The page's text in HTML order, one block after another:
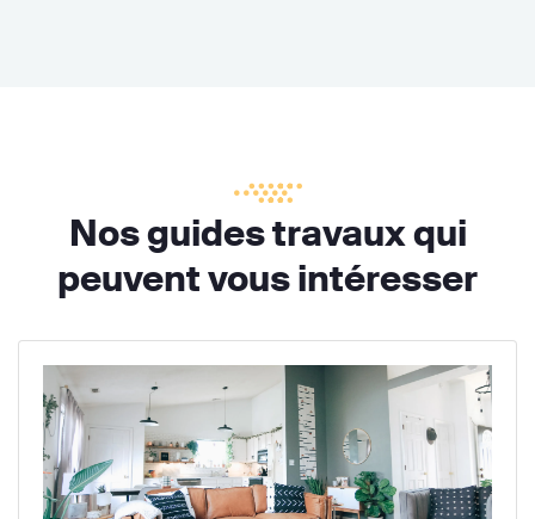
Nos guides travaux qui
peuvent vous intéresser